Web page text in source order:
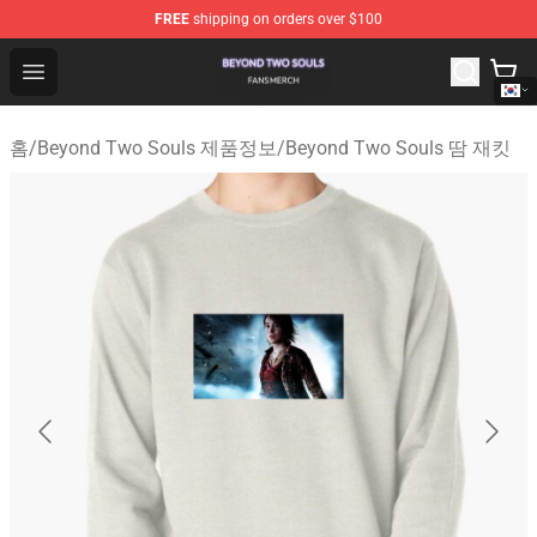
FREE shipping on orders over $100
Open menu
Beyond Two Souls Shop - Official Beyond Two Souls
홈/Beyond Two Souls 제품정보/Beyond Two Souls 땀 재킷